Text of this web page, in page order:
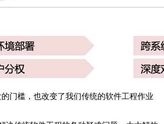
门槛，也改变了我们传统的软件工程作业